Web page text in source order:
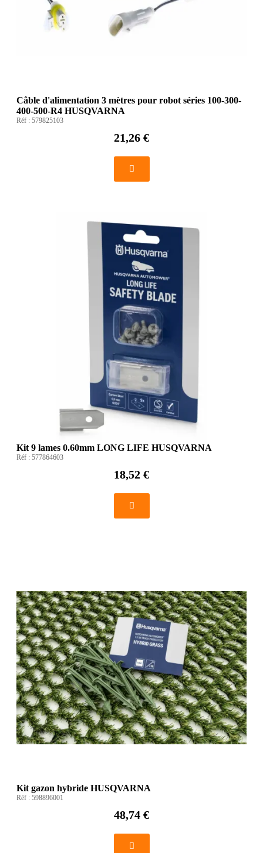
Câble d'alimentation 3 mètres pour robot séries 100-300-
400-500-R4 HUSQVARNA
Réf : 579825103
21,26 €
Kit 9 lames 0.60mm LONG LIFE HUSQVARNA
Réf : 577864603
18,52 €
Kit gazon hybride HUSQVARNA
Réf : 598896001
48,74 €